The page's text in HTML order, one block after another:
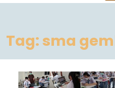
Tag:sma